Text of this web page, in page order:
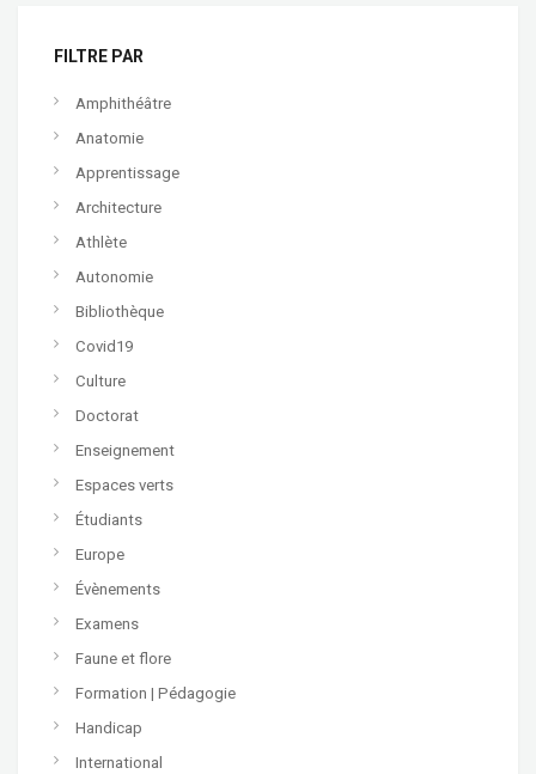
FILTRE PAR
Amphithéâtre
Anatomie
Apprentissage
Architecture
Athlète
Autonomie
Bibliothèque
Covid19
Culture
Doctorat
Enseignement
Espaces verts
Étudiants
Europe
Évènements
Examens
Faune et flore
Formation | Pédagogie
Handicap
International